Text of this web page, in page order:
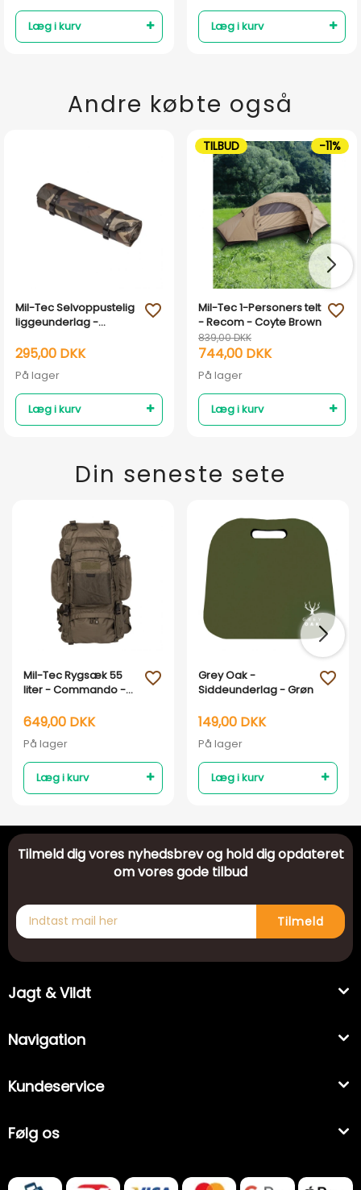
Læg i kurv Læg i kurv
Andre købte også
Mil-Tec Selvoppustelig
liggeunderlag -
295,00 DKK
På lager
Læg i kurv
favorite_outline
Mil-Tec 1-Personers telt
- Recom - Coyte Brown
839,00 DKK
744,00 DKK
På lager
Læg i kurv
favorite_outline
TILBUD -11%
Din seneste sete
Mil-Tec Rygsæk 55
liter - Commando -
649,00 DKK
På lager
Læg i kurv
favorite_outline
Grey Oak -
Siddeunderlag - Grøn
149,00 DKK
På lager
Læg i kurv
favorite_outline
Tilmeld dig vores nyhedsbrev og hold dig opdateret
om vores gode tilbud
Tilmeld
Jagt & Vildt
Navigation
Kundeservice
Følg os